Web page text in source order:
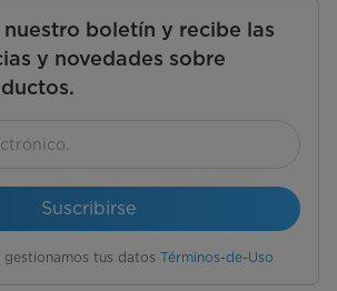
nuestro boletín y recibe las
y novedades sobre
Suscribirse
gestionamos tus datos Términos-de-Uso